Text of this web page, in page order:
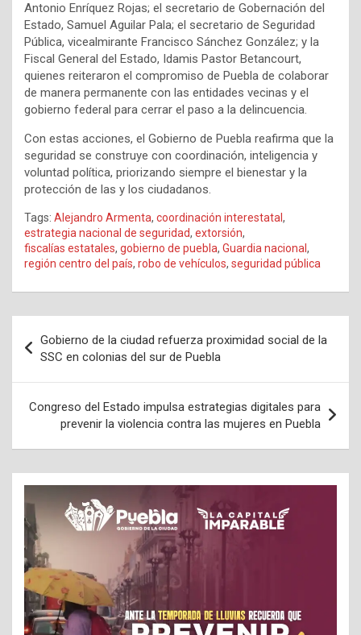
Antonio Enríquez Rojas; el secretario de Gobernación del
Estado, Samuel Aguilar Pala; el secretario de Seguridad
Pública, vicealmirante Francisco Sánchez González; y la
Fiscal General del Estado, Idamis Pastor Betancourt,
quienes reiteraron el compromiso de Puebla de colaborar
de manera permanente con las entidades vecinas y el
gobierno federal para cerrar el paso a la delincuencia.
Con estas acciones, el Gobierno de Puebla reafirma que la
seguridad se construye con coordinación, inteligencia y
voluntad política, priorizando siempre el bienestar y la
protección de las y los ciudadanos.
Tags: Alejandro Armenta, coordinación interestatal,
estrategia nacional de seguridad, extorsión,
fiscalías estatales, gobierno de puebla, Guardia nacional,
región centro del país, robo de vehículos, seguridad pública
de
entradas
Gobierno de la ciudad refuerza proximidad social de la
SSC en colonias del sur de Puebla
Congreso del Estado impulsa estrategias digitales para
prevenir la violencia contra las mujeres en Puebla